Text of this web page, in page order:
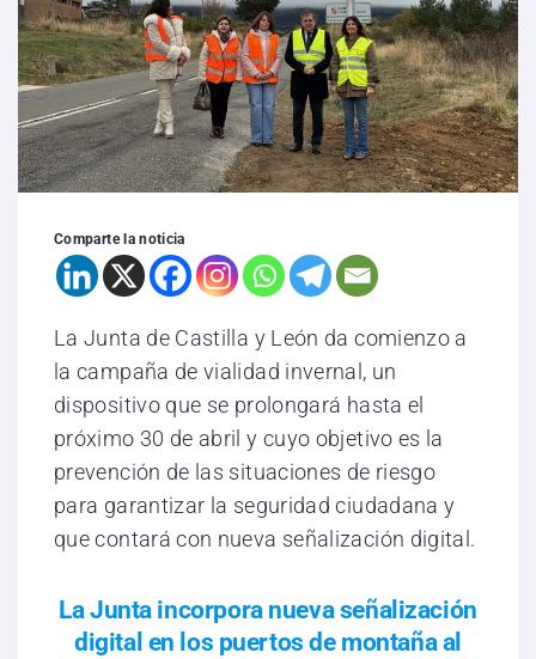
Comparte la noticia
La Junta de Castilla y León da comienzo a
la campaña de vialidad invernal, un
dispositivo que se prolongará hasta el
próximo 30 de abril y cuyo objetivo es la
prevención de las situaciones de riesgo
para garantizar la seguridad ciudadana y
que contará con nueva señalización digital.
La Junta incorpora nueva señalización
digital en los puertos de montaña al